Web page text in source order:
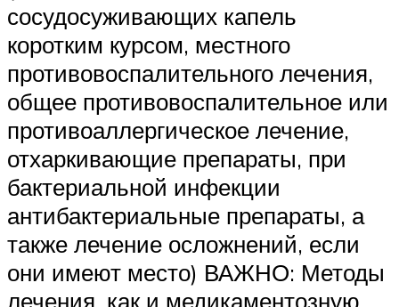
сосудосуживающих капель
коротким курсом, местного
противовоспалительного лечения,
общее противовоспалительное или
противоаллергическое лечение,
отхаркивающие препараты, при
бактериальной инфекции
антибактериальные препараты, а
также лечение осложнений, если
они имеют место) ВАЖНО: Методы
лечения, как и медикаментозную